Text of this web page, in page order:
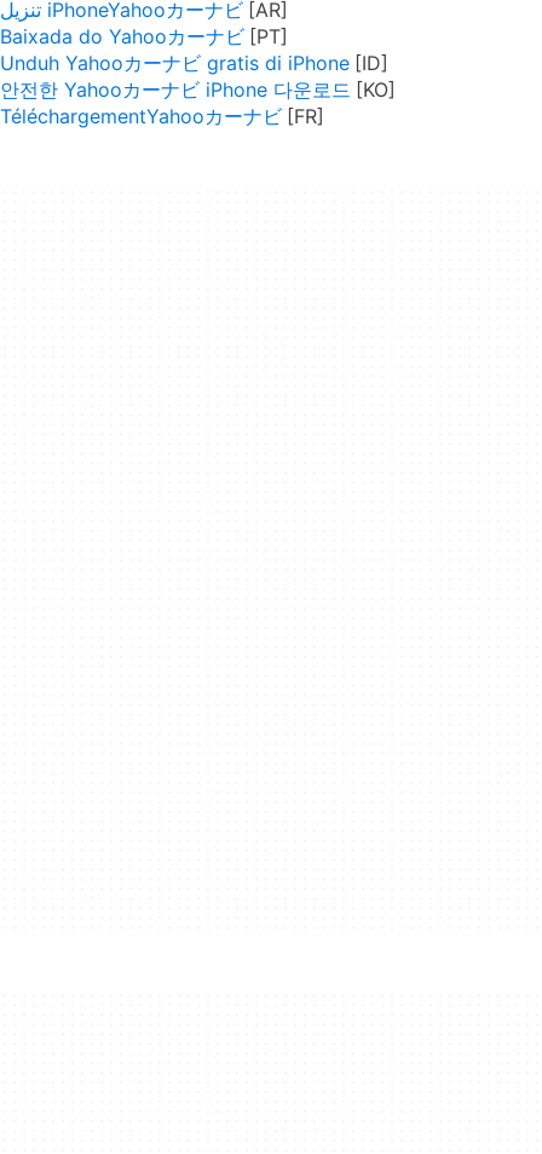
تنزيل iPhoneYahooカーナビ
Baixada do Yahooカーナビ
Unduh Yahooカーナビ gratis di iPhone
안전한 Yahooカーナビ iPhone 다운로드
TéléchargementYahooカーナビ